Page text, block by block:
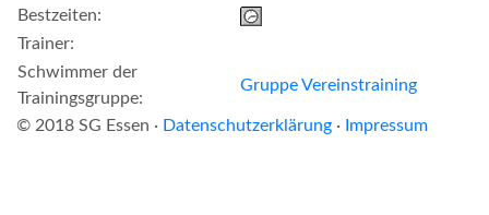
Bestzeiten:
Trainer:
Schwimmer der
Trainingsgruppe:
Gruppe Vereinstraining
© 2018 SG Essen · Datenschutzerklärung · Impressum